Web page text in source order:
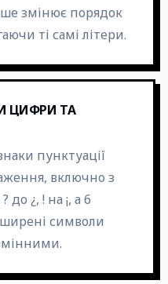
змінює порядок
ті самі літери.
ЦИФРИ ТА
пунктуації
включно з
¿, ! на ¡, а 6
символи